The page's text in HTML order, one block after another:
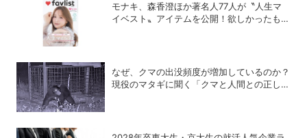
モナキ、森香澄ほか著名人77人が〝人生マ
イベスト〟アイテムを公開！欲しかったもの
なぜ、クマの出没頻度が増加しているのか？
現役のマタギに聞く「クマと人間との正しい